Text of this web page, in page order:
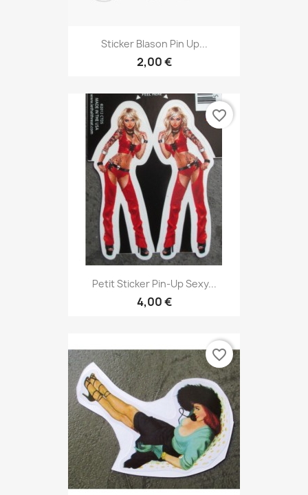
Sticker Blason Pin Up...
2,00 €
Petit Sticker Pin-Up Sexy...
4,00 €
favorite_border
favorite_border